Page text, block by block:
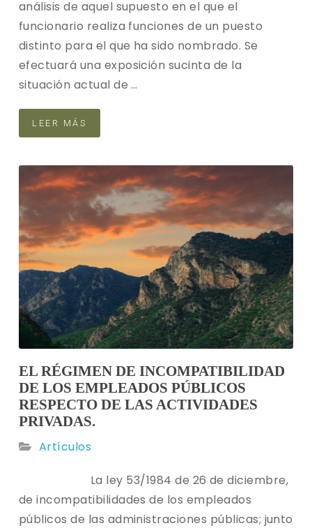
análisis de aquel supuesto en el que el
funcionario realiza funciones de un puesto
distinto para el que ha sido nombrado. Se
efectuará una exposición sucinta de la
situación actual de …
LEER MÁS
EL RÉGIMEN DE INCOMPATIBILIDAD
DE LOS EMPLEADOS PÚBLICOS
RESPECTO DE LAS ACTIVIDADES
PRIVADAS.
Artículos
La ley 53/1984 de 26 de diciembre,
de incompatibilidades de los empleados
públicos de las administraciones públicas; junto